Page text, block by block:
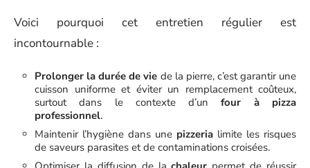
Voici pourquoi cet entretien régulier est
incontournable :
Prolonger la durée de vie de la pierre, c’est garantir une
cuisson uniforme et éviter un remplacement coûteux,
surtout dans le contexte d’unfour à pizza
professionnel.
Maintenir l’hygiène dans une pizzeria limite les risques
de saveurs parasites et de contaminations croisées.